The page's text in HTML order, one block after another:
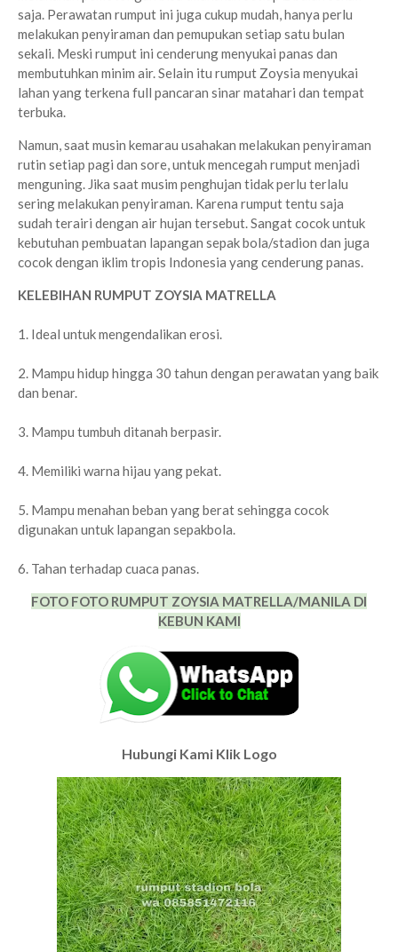
saja. Perawatan rumput ini juga cukup mudah, hanya perlu
melakukan penyiraman dan pemupukan setiap satu bulan
sekali. Meski rumput ini cenderung menyukai panas dan
membutuhkan minim air. Selain itu rumput Zoysia menyukai
lahan yang terkena full pancaran sinar matahari dan tempat
terbuka.
Namun, saat musin kemarau usahakan melakukan penyiraman
rutin setiap pagi dan sore, untuk mencegah rumput menjadi
menguning. Jika saat musim penghujan tidak perlu terlalu
sering melakukan penyiraman. Karena rumput tentu saja
sudah terairi dengan air hujan tersebut. Sangat cocok untuk
kebutuhan pembuatan lapangan sepak bola/stadion dan juga
cocok dengan iklim tropis Indonesia yang cenderung panas.
KELEBIHAN RUMPUT ZOYSIA MATRELLA
1. Ideal untuk mengendalikan erosi.
2. Mampu hidup hingga 30 tahun dengan perawatan yang baik
dan benar.
3. Mampu tumbuh ditanah berpasir.
4. Memiliki warna hijau yang pekat.
5. Mampu menahan beban yang berat sehingga cocok
digunakan untuk lapangan sepakbola.
6. Tahan terhadap cuaca panas.
FOTO FOTO RUMPUT ZOYSIA MATRELLA/MANILA DI
KEBUN KAMI
Hubungi Kami Klik Logo